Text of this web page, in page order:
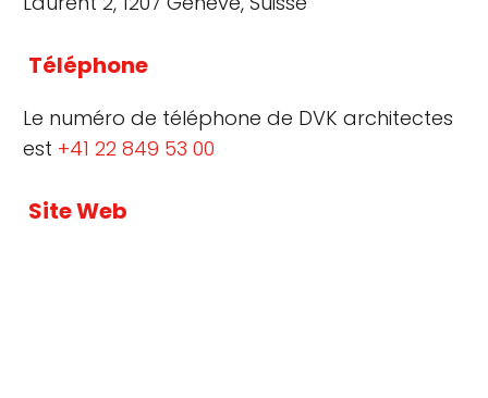
Téléphone
Le numéro de téléphone de DVK architectes
est +41 22 849 53 00
Site Web